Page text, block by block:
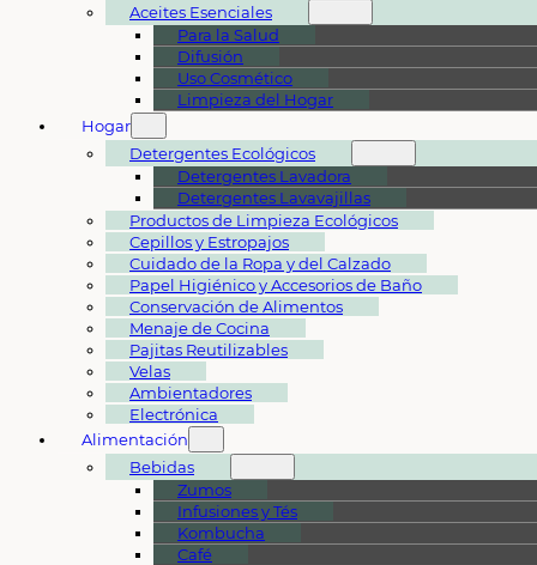
Aceites Esenciales
Para la Salud
Difusión
Uso Cosmético
Limpieza del Hogar
Hogar
Detergentes Ecológicos
Detergentes Lavadora
Detergentes Lavavajillas
Productos de Limpieza Ecológicos
Cepillos y Estropajos
Cuidado de la Ropa y del Calzado
Papel Higiénico y Accesorios de Baño
Conservación de Alimentos
Menaje de Cocina
Pajitas Reutilizables
Velas
Ambientadores
Electrónica
Alimentación
Bebidas
Zumos
Infusiones y Tés
Kombucha
Café